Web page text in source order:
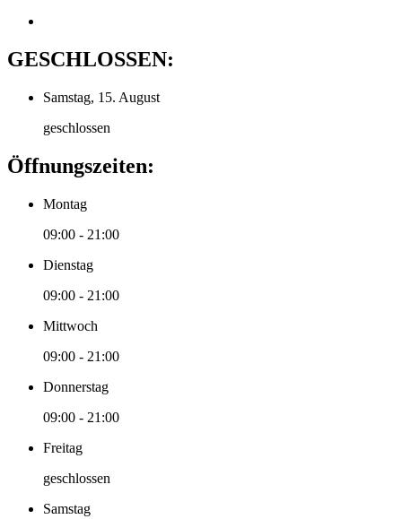
GESCHLOSSEN:
Samstag, 15. August
geschlossen
Öffnungszeiten:
Montag
09:00 - 21:00
Dienstag
09:00 - 21:00
Mittwoch
09:00 - 21:00
Donnerstag
09:00 - 21:00
Freitag
geschlossen
Samstag